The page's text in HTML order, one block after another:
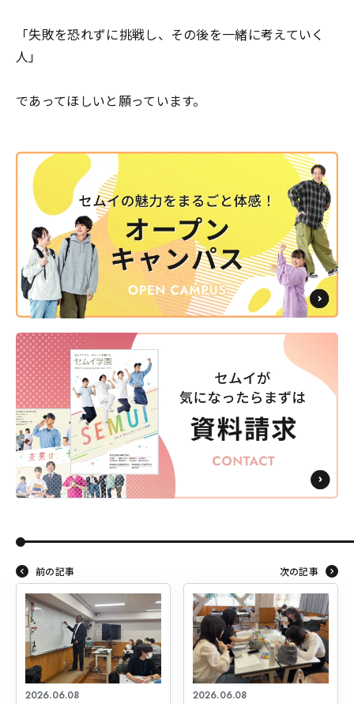
「失敗を恐れずに挑戦し、その後を一緒に考えていく
人」
であってほしいと願っています。
前の記事
2026.06.08
次の記事
2026.06.08